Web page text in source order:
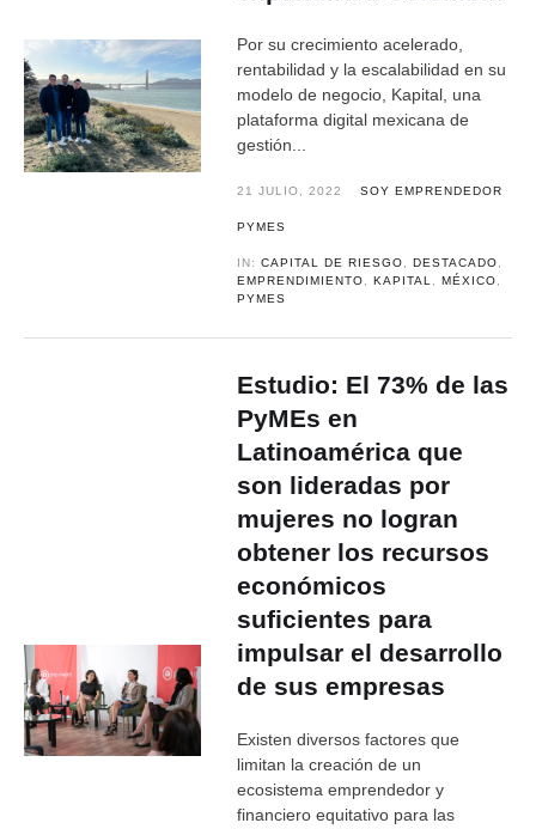
Por su crecimiento acelerado,
rentabilidad y la escalabilidad en su
modelo de negocio, Kapital, una
plataforma digital mexicana de
gestión...
21 JULIO, 2022 SOY EMPRENDEDOR
PYMES
IN:CAPITAL DE RIESGO ,DESTACADO
EMPRENDIMIENTO
,KAPITAL ,MÉXICO
PYMES
Estudio: El 73% de las
PyMEs en
Latinoamérica que
son lideradas por
mujeres no logran
obtener los recursos
económicos
suficientes para
impulsar el desarrollo
de sus empresas
Existen diversos factores que
limitan la creación de un
ecosistema emprendedor y
financiero equitativo para las